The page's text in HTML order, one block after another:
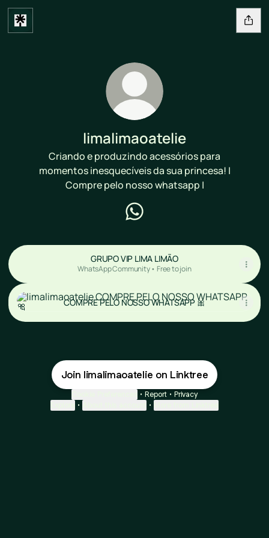
limalimaoatelie
Criando e produzindo acessórios para
momentos inesquecíveis da sua princesa! |
Compre pelo nosso whatsapp |
GRUPO VIP LIMA LIMÃO
WhatsApp Community • Free to join
COMPRE PELO NOSSO WHATSAPP 🎀
COMPRE PELO NOSSO WHATSAPP 🎀
Join limalimaoatelie on Linktree
• Report • Privacy
• •